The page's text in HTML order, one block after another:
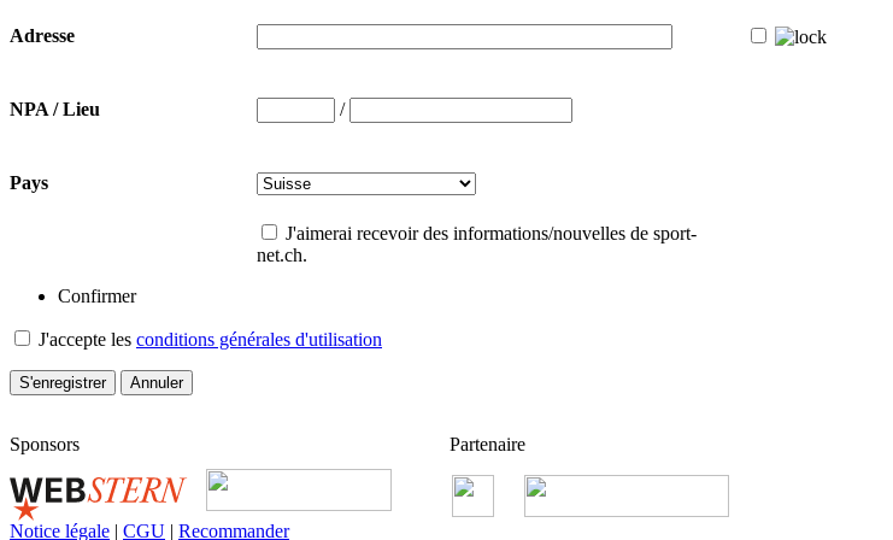
Adresse
NPA / Lieu /
Pays
J'aimerai recevoir des informations/nouvelles de sport-
net.ch.
Confirmer
J'accepte les conditions générales d'utilisation
Sponsors Partenaire
Notice légale | CGU | Recommander